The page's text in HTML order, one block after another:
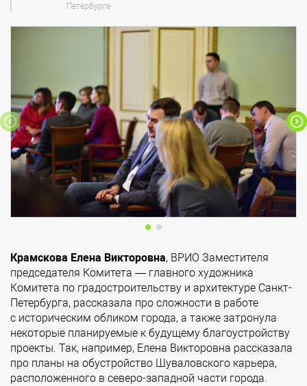
Петербурге
Крамскова Елена Викторовна, ВРИО Заместителя
председателя Комитета — главного художника
Комитета по градостроительству и архитектуре Санкт-
Петербурга, рассказала про сложности в работе
с историческим обликом города, а также затронула
некоторые планируемые к будущему благоустройству
проекты. Так, например, Елена Викторовна рассказала
про планы на обустройство Шуваловского карьера,
расположенного в северо-западной части города.